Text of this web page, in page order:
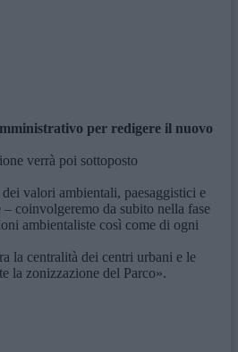
per redigere il nuovo
verrà poi sottoposto
valori ambientali, paesaggistici e
coinvolgeremo da subito nella fase
ambientaliste così come di ogni
la centralità dei centri urbani e le
la zonizzazione del Parco».